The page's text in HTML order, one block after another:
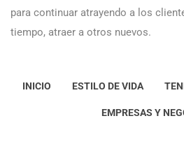
para continuar atrayendo a los
tiempo, atraer a otros nuevos.
INICIO ESTILO DE VIDA
EMPRESAS Y